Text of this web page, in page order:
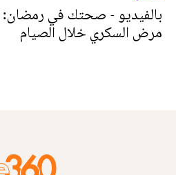
بالفيديو - صحتك في رمضان:
مرض السكري خلال الصيام